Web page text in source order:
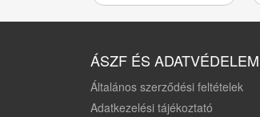
ÁSZF ÉS ADATVÉDELEM
Általános szerződési feltételek
Adatkezelési tájékoztató